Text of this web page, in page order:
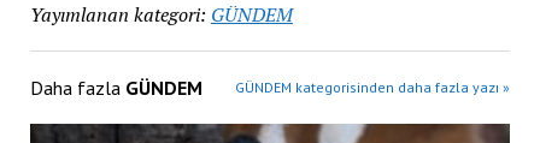
Yayımlanan kategori: GÜNDEM
Daha fazla GÜNDEM GÜNDEM kategorisinden daha fazla yazı »